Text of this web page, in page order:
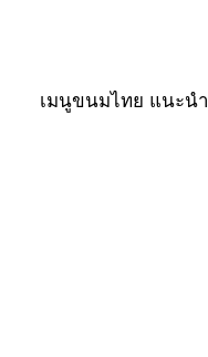
เมนูขนมไทย แนะนำ